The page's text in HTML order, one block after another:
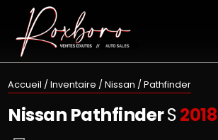
Accueil / Inventaire / Nissan / Pathfinder
Nissan PathfinderS2018